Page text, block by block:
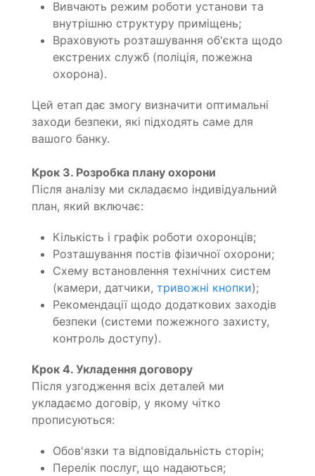
Вивчають режим роботи установи та
внутрішню структуру приміщень;
Враховують розташування об'єкта щодо
екстрених служб (поліція, пожежна
охорона).
Цей етап дає змогу визначити оптимальні
заходи безпеки, які підходять саме для
вашого банку.
Крок 3. Розробка плану охорони
Після аналізу ми складаємо індивідуальний
план, який включає:
Кількість і графік роботи охоронців;
Розташування постів фізичної охорони;
Схему встановлення технічних систем
(камери, датчики, тривожні кнопки);
Рекомендації щодо додаткових заходів
безпеки (системи пожежного захисту,
контроль доступу).
Крок 4. Укладення договору
Після узгодження всіх деталей ми
укладаємо договір, у якому чітко
прописуються:
Обов'язки та відповідальність сторін;
Перелік послуг, що надаються;